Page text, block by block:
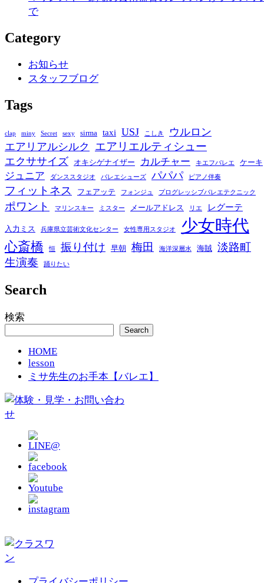
で
Category
お知らせ
スタッフブログ
Tags
clap miny Secret sexy sirma taxi USJ こしき
ウルロン
エアリアルシルク
エアリエルティシュー
エクササイズ オキシゲナイザー カルチャー キエフバレエ ケーキ
ジュニア ダンススタジオ バレエシューズ パパパ ピアノ伴奏
フィットネス フェアッテ フォンジュ プログレッシブバレエテクニック
ポワント マリンスキー ミスター メールアドレス リエ レグーテ
入力ミス 兵庫県立芸術文化センター 女性専用スタジオ 少女時代
心斎橋 恒 振り付け 早朝 梅田 海洋深層水 海賊 淡路町
生演奏
踊りたい
Search
検索
Search
HOME
lesson
ミサ先生のお手本【バレエ】